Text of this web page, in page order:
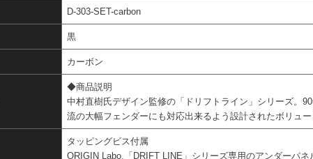
D-303-SET-carbon
黒
カーボン
◆商品説明
中村直樹氏デザイン監修の「ドリフトライン」シリーズ。
流の大幅フェンダーにも対応出来るよう設計されたボリュー
タッピングビス付属
ORIGIN Labo.「DRIFT LINE」シリーズ専用のアンダーパネ